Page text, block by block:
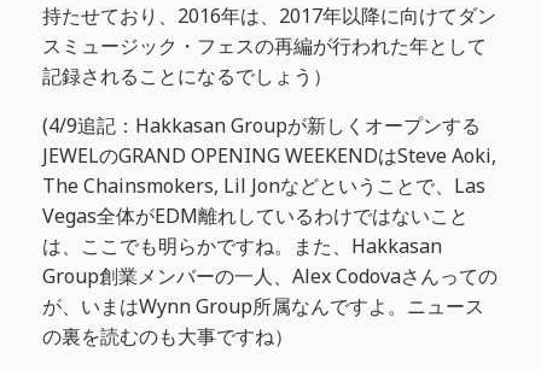
持たせており、2016年は、2017年以降に向けてダン
スミュージック・フェスの再編が行われた年として
記録されることになるでしょう）
(4/9追記：Hakkasan Groupが新しくオープンする
JEWELのGRAND OPENING WEEKENDはSteve Aoki,
The Chainsmokers, Lil Jonなどということで、Las
Vegas全体がEDM離れしているわけではないこと
は、ここでも明らかですね。また、Hakkasan
Group創業メンバーの一人、Alex Codovaさんっての
が、いまはWynn Group所属なんですよ。ニュース
の裏を読むのも大事ですね）